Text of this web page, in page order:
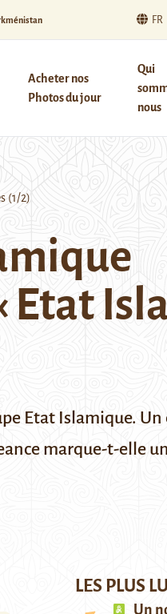
FR
Acheter nos
Photos du jour
Qui
nous
(1/2)
Etat
Etat Islamique.
marque-t-elle
LES PLUS
Un